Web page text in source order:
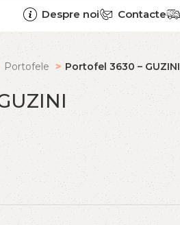
Despre noi Contacte
Portofele Portofel 3630 – GUZINI